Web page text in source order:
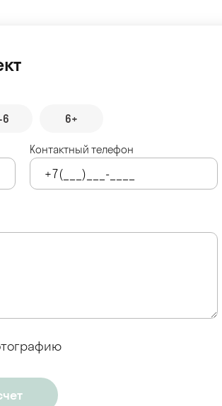
6+
Контактный телефон